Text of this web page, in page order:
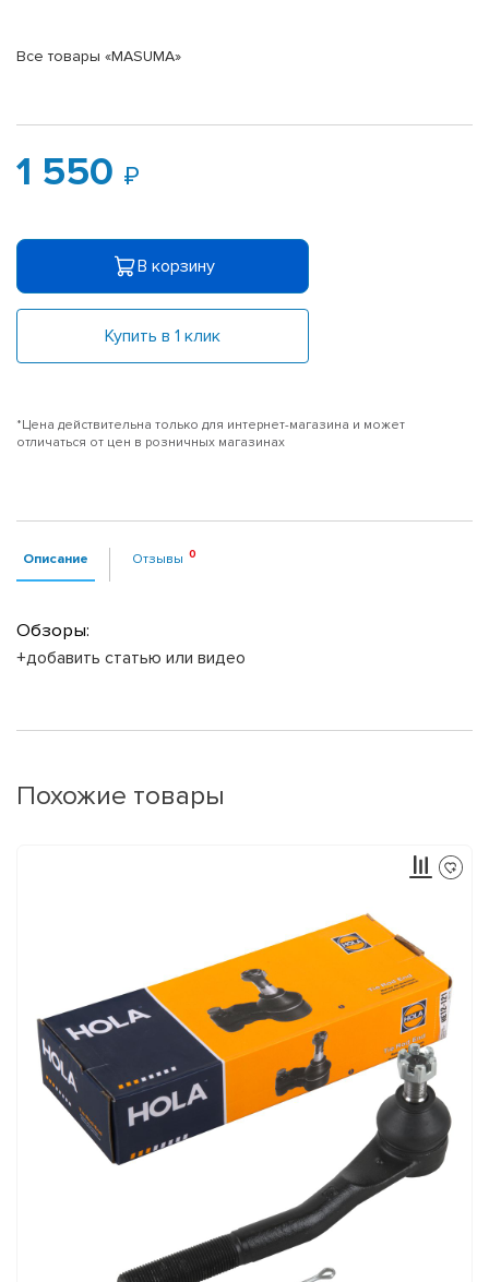
Все товары «MASUMA»
1 550
В корзину
Купить в 1 клик
*Цена действительна только для интернет-магазина и может
отличаться от цен в розничных магазинах
Описание Отзывы
Обзоры:
+добавить статью или видео
Похожие товары